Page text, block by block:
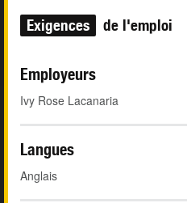
Exigences de l'emploi
Employeurs
Ivy Rose Lacanaria
Langues
Anglais